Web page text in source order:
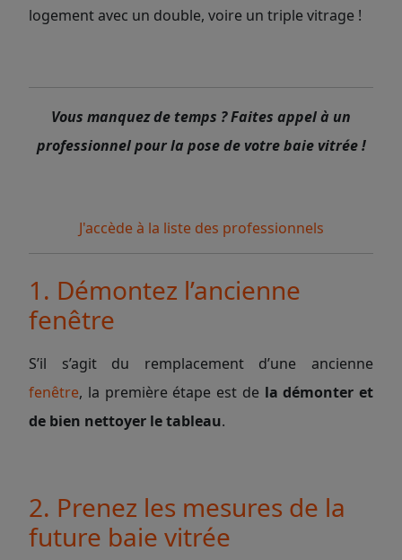
logement avec un double, voire un triple vitrage !
Vous manquez de temps ? Faites appel à un
professionnel pour la pose de votre baie vitrée !
J'accède à la liste des professionnels
1. Démontez l’ancienne
fenêtre
S’il s’agit du remplacement d’une ancienne
fenêtre, la première étape est de la démonter et
de bien nettoyer le tableau.
2. Prenez les mesures de la
future baie vitrée